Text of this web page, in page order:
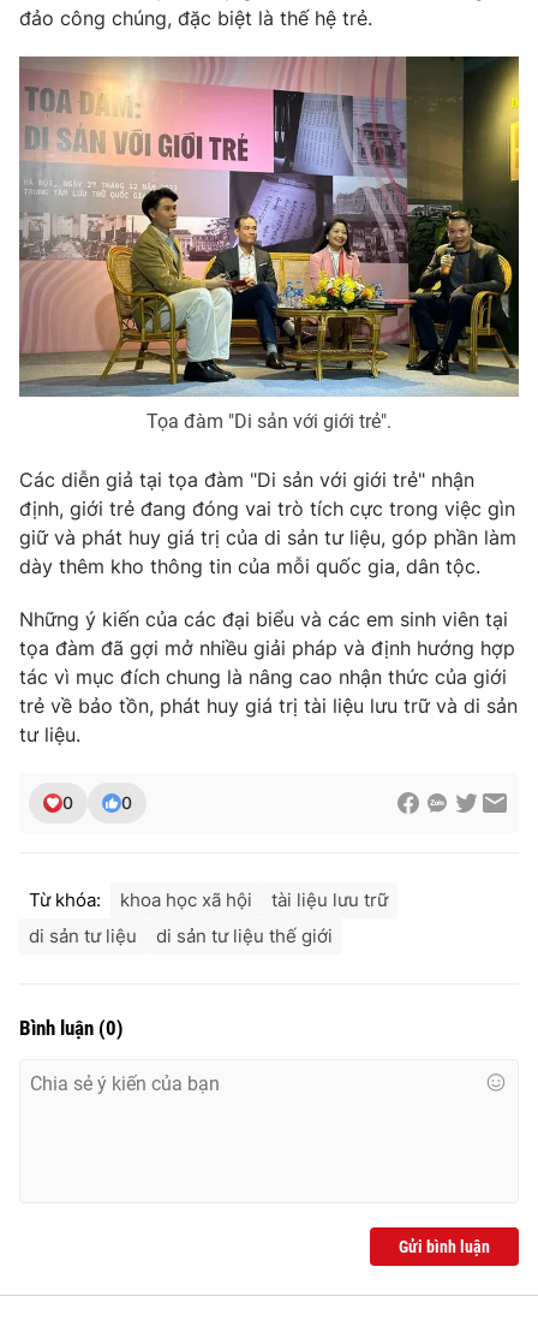
đảo công chúng, đặc biệt là thế hệ trẻ.
Tọa đàm "Di sản với giới trẻ".
Các diễn giả tại tọa đàm "Di sản với giới trẻ" nhận
định, giới trẻ đang đóng vai trò tích cực trong việc gìn
giữ và phát huy giá trị của di sản tư liệu, góp phần làm
dày thêm kho thông tin của mỗi quốc gia, dân tộc.
Những ý kiến của các đại biểu và các em sinh viên tại
tọa đàm đã gợi mở nhiều giải pháp và định hướng hợp
tác vì mục đích chung là nâng cao nhận thức của giới
trẻ về bảo tồn, phát huy giá trị tài liệu lưu trữ và di sản
tư liệu.
0 0
Từ khóa: khoa học xã hội
tài liệu lưu trữ
di sản tư liệu
di sản tư liệu thế giới
Bình luận (0)
Gửi bình luận